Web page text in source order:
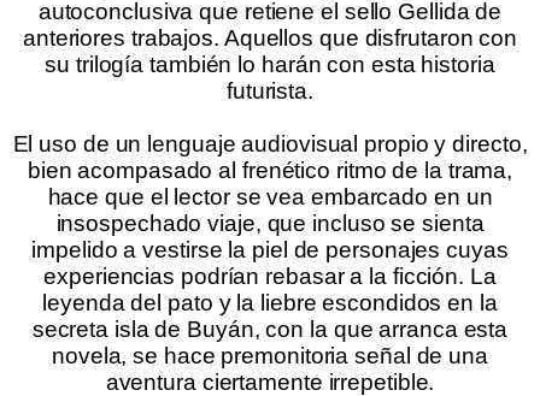
autoconclusiva que retiene el sello Gellida de
anteriores trabajos. Aquellos que disfrutaron con
su trilogía también lo harán con esta historia
futurista.
El uso de un lenguaje audiovisual propio y directo,
bien acompasado al frenético ritmo de la trama,
hace que el lector se vea embarcado en un
insospechado viaje, que incluso se sienta
impelido a vestirse la piel de personajes cuyas
experiencias podrían rebasar a la ficción. La
leyenda del pato y la liebre escondidos en la
secreta isla de Buyán, con la que arranca esta
novela, se hace premonitoria señal de una
aventura ciertamente irrepetible.